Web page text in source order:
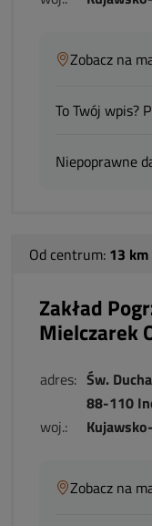
Zobacz na
To Twój wpis?
Niepoprawne
Od centrum: 13 km
Zakład
Mielczarek
adres: Św.
88-110
woj.:
Zobacz na